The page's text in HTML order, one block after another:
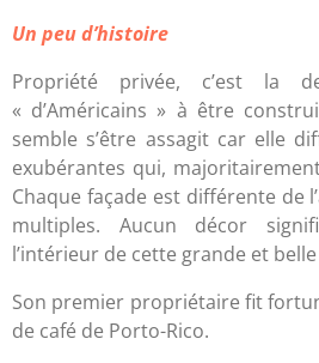
Un peu d’histoire
Propriété privée, c’est la
« d’Américains » à être
semble s’être assagit car elle
exubérantes qui,
Chaque façade est différente de
multiples. Aucun décor
l’intérieur de cette grande et
Son premier propriétaire fit
de café de Porto-Rico.